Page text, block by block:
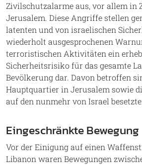
Zivilschutzalarme aus, vor allem in
Jerusalem. Diese Angriffe stellen
latenten und von israelischen
wiederholt ausgesprochenen
terroristischen Aktivitäten ein
Sicherheitsrisiko für das gesamte
Bevölkerung dar. Davon betroffen
Hauptquartier in Jerusalem sowie
auf den nunmehr von Israel
Eingeschränkte Bewegung
Vor der Einigung auf einen
Libanon waren Bewegungen